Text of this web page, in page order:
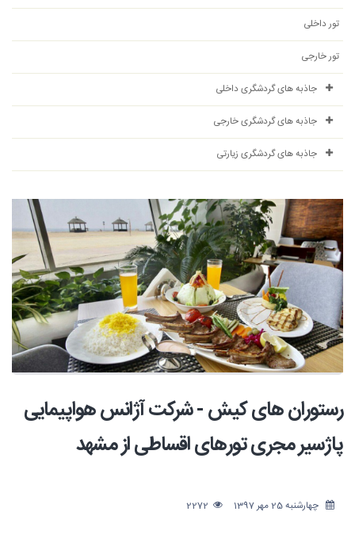
تور داخلی
تور خارجی
جاذبه های گردشگری داخلی
جاذبه های گردشگری خارجی
جاذبه های گردشگری زیارتی
رستوران های کیش - شرکت آژانس هواپیمایی
پاژسیر مجری تورهای اقساطی از مشهد
چهارشنبه 25 مهر 1397